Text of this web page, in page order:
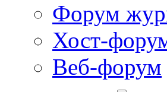
Форум
Хост-
Веб-форум